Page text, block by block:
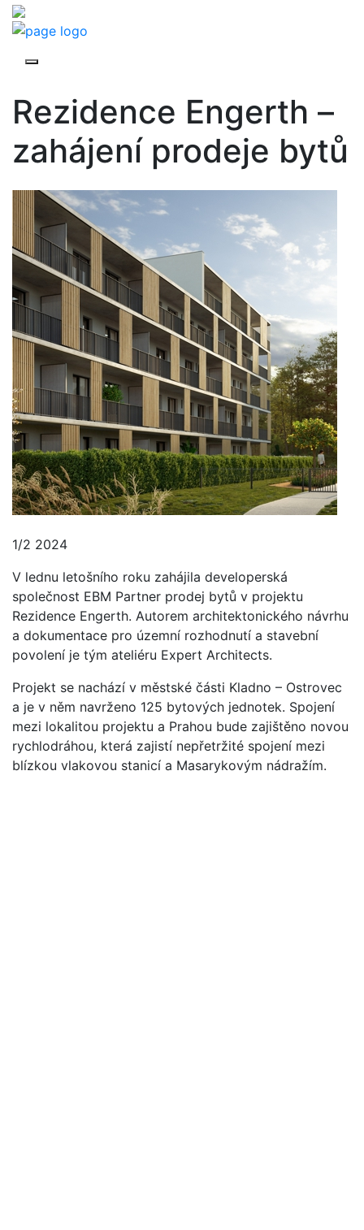
Rezidence Engerth –
zahájení prodeje bytů
1/2 2024
V lednu letošního roku zahájila developerská
společnost EBM Partner prodej bytů v projektu
Rezidence Engerth. Autorem architektonického návrhu
a dokumentace pro územní rozhodnutí a stavební
povolení je tým ateliéru Expert Architects.
Projekt se nachází v městské části Kladno – Ostrovec
a je v něm navrženo 125 bytových jednotek. Spojení
mezi lokalitou projektu a Prahou bude zajištěno novou
rychlodráhou, která zajistí nepřetržité spojení mezi
blízkou vlakovou stanicí a Masarykovým nádražím.